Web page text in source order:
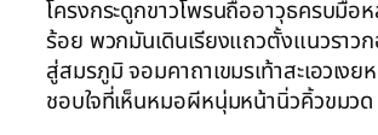
โครงกระดูกขาวโพรนถืออาวุธครบมือ
ร้อย พวกมันเดินเรียงแถวตั้งแนวราวก
สู่สมรภูมิ จอมคาถาเขมรเท้าสะเอวเงยห
ชอบใจที่เห็นหมอผีหนุ่มหน้านิ่วคิ้วขมวด